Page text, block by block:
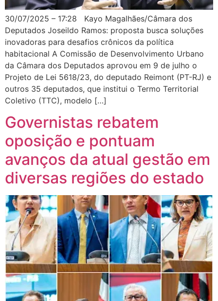
30/07/2025 – 17:28 Kayo Magalhães/Câmara dos
Deputados Joseildo Ramos: proposta busca soluções
inovadoras para desafios crônicos da política
habitacional A Comissão de Desenvolvimento Urbano
da Câmara dos Deputados aprovou em 9 de julho o
Projeto de Lei 5618/23, do deputado Reimont (PT-RJ) e
outros 35 deputados, que institui o Termo Territorial
Coletivo (TTC), modelo […]
Governistas rebatem
oposição e pontuam
avanços da atual gestão em
diversas regiões do estado